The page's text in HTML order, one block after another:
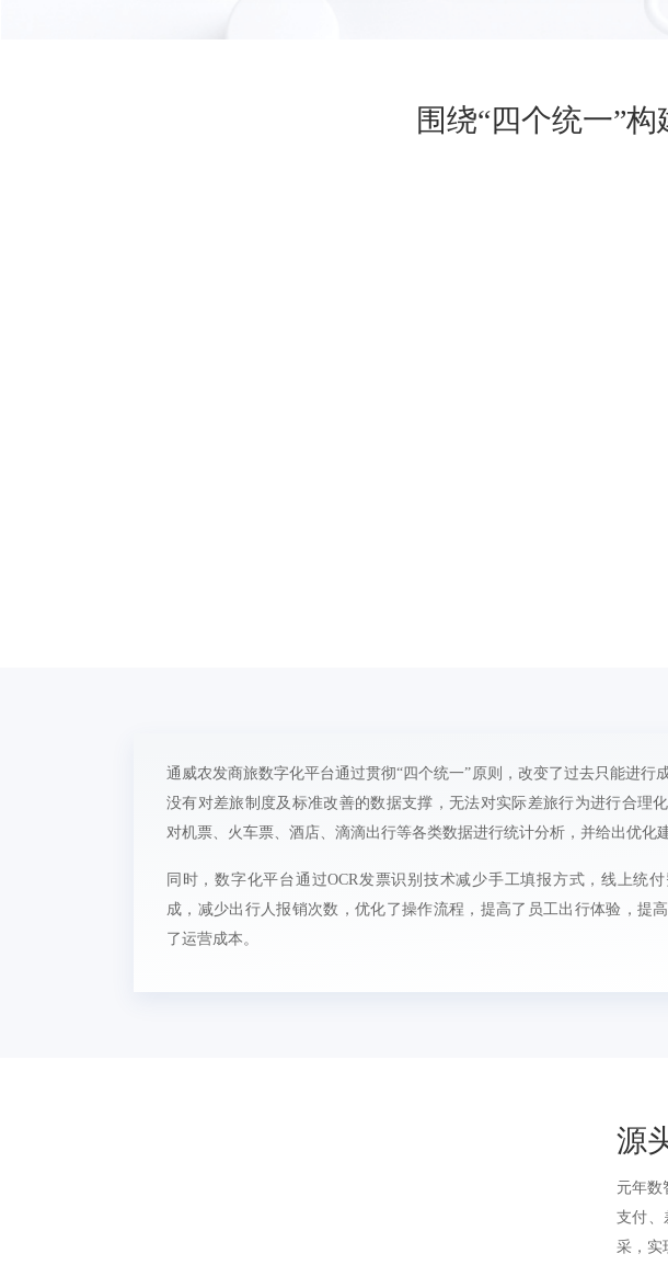
围绕“四个统一”
通威农发商旅数字化平台通过贯彻“四个统一”原则，改变了过去只能进行
没有对差旅制度及标准改善的数据支撑，无法对实际差旅行为进行合理
对机票、火车票、酒店、滴滴出行等各类数据进行统计分析，并给出优化建
同时，数字化平台通过OCR发票识别技术减少手工填报方式，线上统
成，减少出行人报销次数，优化了操作流程，提高了员工出行体验，提
了运营成本。
源
元年数
支付、
采，实